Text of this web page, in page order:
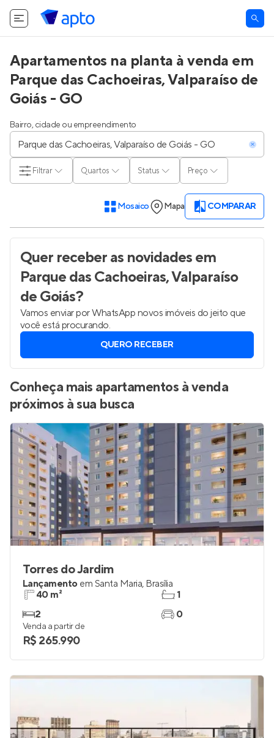
Apartamentos na planta à venda em
Parque das Cachoeiras, Valparaíso de
Goiás - GO
Bairro, cidade ou empreendimento
Quartos Status Preço
Filtrar
Mosaico Mapa COMPARAR
Quer receber as novidadesem
Parque das Cachoeiras, Valparaíso
de Goiás?
Vamos enviar por WhatsApp novos imóveis do jeito que
você está procurando.
QUERO RECEBER
Conheça mais apartamentos à venda
próximos à sua busca
Torres do Jardim
Lançamento em Santa Maria, Brasília
40 m²
2
1
0
Venda a partir de
R$ 265.990